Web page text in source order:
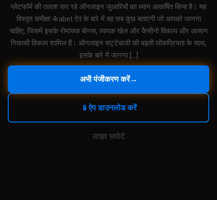
प्लेटफॉर्म की तलाश कर रहे ऑनलाइन जुआरियों का ध्यान आकर्षित किया है। यह
विस्तृत समीक्षा 4rabet ऐप के बारे में वह सब कुछ बताएगी जो आपको जानना
चाहिए, जिसमें इसके रोमांचक बोनस, व्यापक खेल और कैसीनो विकल्प और आसान
निकासी विकल्प शामिल हैं। ऑनलाइन सट्टेबाजी की बढ़ती लोकप्रियता के साथ,
इसके बारे में जानना […]
अभी पंजीकरण करें→
📱ऐप डाउनलोड करें
लाइव सपोर्ट